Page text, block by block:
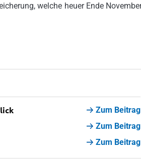
welche heuer Ende
Zum Beitrag
Zum Beitrag
Zum Beitrag